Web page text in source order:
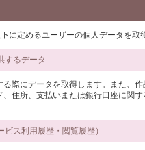
に定めるユーザーの個人データを
するデータ
際にデータを取得します。また、
住所、支払いまたは銀行口座に関
ス利用履歴・閲覧履歴）